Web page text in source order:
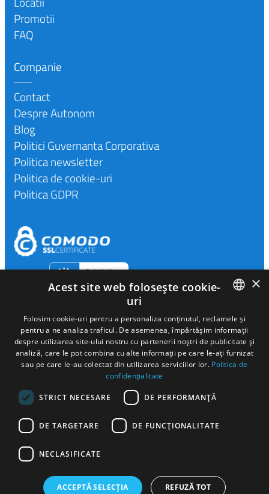
Promotii
FAQ
Companie
Contact
Despre Autonom
Blog
Politici Guvernanta Corporativa
Politica newsletter
Politica de cookie-uri
Politica GDPR
Autonom Services S.A Cod de identificare fiscala
J2006000280271
Activitate principală:Activităţi de închiriere şi leasing cu autoturisme
Sediu social:Str. Fermelor Nr. 4, Piatra NeamtSediu administrativ:
Calea Floreasca, Nr. 131-137, Etaj 7, Sector 1, Bucuresti
Certificari:
07.07.2021, ISO 45001 3926 / 07.07.2021, eliberate de SRAC CERT
Autorizatia pentru efectuarea transportului de persoane în regim
de închiriereATPRI 0002822, eliberată de Autoritatea Rutieră
ROMANIAN
HUNGARIAN
ITALIAN
×
Acest site web folosește cookie-
uri
Folosim cookie-uri pentru a personaliza conținutul, reclamele și
pentru a ne analiza traficul. De asemenea, împărtășim informații
despre utilizarea site-ului nostru cu partenerii noștri de publicitate și
analiză, care le pot combina cu alte informații pe care le-ați furnizat
sau pe care le-au colectat din utilizarea serviciilor lor. Politica de
confidențialitate
STRICT NECESARE DE PERFORMANȚĂ
DE TARGETARE DE FUNCŢIONALITATE
NECLASIFICATE
ACCEPTĂ SELECȚIA REFUZĂ TOT